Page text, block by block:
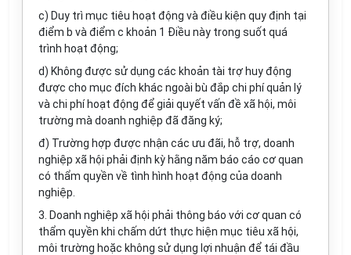
c) Duy trì mục tiêu hoạt động và điều kiện quy định tại
điểm b và điểm c khoản 1 Điều này trong suốt quá
trình hoạt động;
d) Không được sử dụng các khoản tài trợ huy động
được cho mục đích khác ngoài bù đắp chi phí quản lý
và chi phí hoạt động để giải quyết vấn đề xã hội, môi
trường mà doanh nghiệp đã đăng ký;
đ) Trường hợp được nhận các ưu đãi, hỗ trợ, doanh
nghiệp xã hội phải định kỳ hằng năm báo cáo cơ quan
có thẩm quyền về tình hình hoạt động của doanh
nghiệp.
3. Doanh nghiệp xã hội phải thông báo với cơ quan có
thẩm quyền khi chấm dứt thực hiện mục tiêu xã hội,
môi trường hoặc không sử dụng lợi nhuận để tái đầu